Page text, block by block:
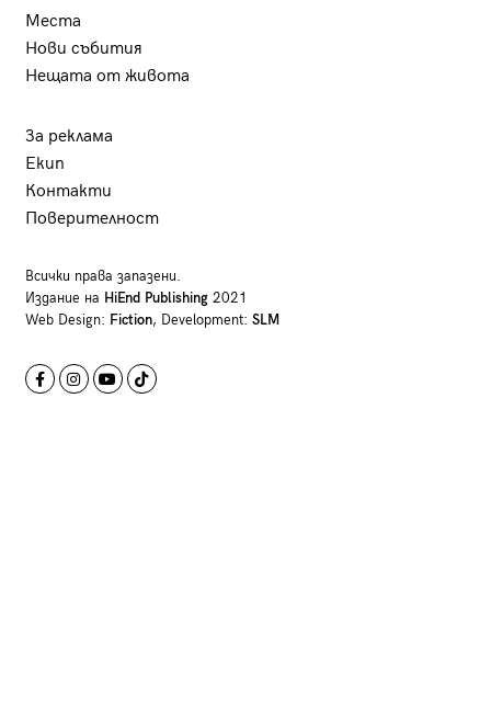
Места
Нови събития
Нещата от живота
За реклама
Екип
Контакти
Поверителност
Всички права запазени.
Издание на HiEnd Publishing2021
Web Design: Fiction, Development: SLM